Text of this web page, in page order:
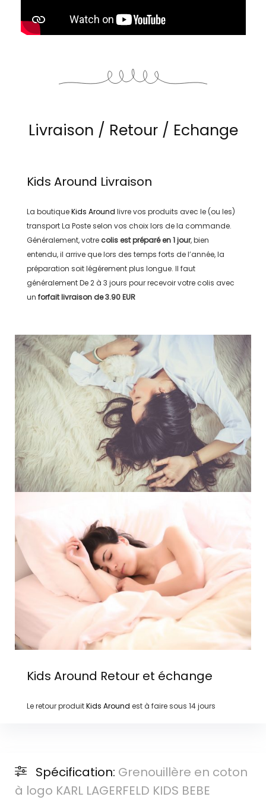
Livraison / Retour / Echange
Kids Around Livraison
La boutiqueKids Around livre vos produits avec le (ou les)
transportLa Posteselon vos choix lors de la commande.
Généralement, votre colis est préparé en1 jour, bien
entendu, il arrive que lors des temps forts de l’année, la
préparation soit légérement plus longue. Il faut
généralementDe 2 à 3 jours pour recevoir votre colis avec
un forfait livraison de3.90 EUR
Kids Around Retour et échange
Le retour produitKids Around est à faire sous 14 jours
Spécification: Grenouillère en coton
à logo KARL LAGERFELD KIDS BEBE